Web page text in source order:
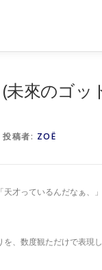
(未來のゴ
投稿者: ZOË
才っているんだなぁ、
、数度観ただけで表現